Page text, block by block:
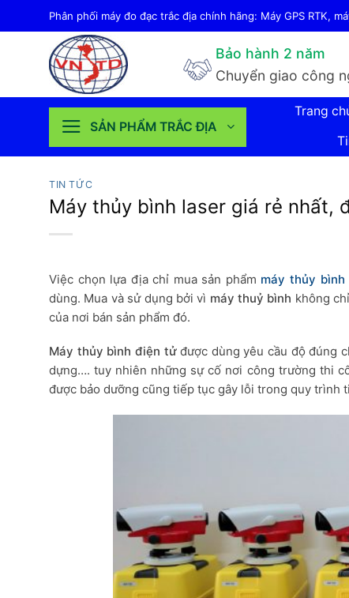
qua
Phân phối máy đo đạc trắc địa chính hãng: Máy GPS RTK,
Bảo hành 2 năm
Chuyển giao công
SẢN PHẨM TRẮC ĐỊA
Trang
TIN TỨC
Máy thủy bình laser giá rẻ nhất,
Việc chọn lựa địa chỉ mua sản phẩm máy thủy bình
dùng. Mua và sử dụng bởi vì máy thuỷ bình không
của nơi bán sản phẩm đó.
Máy thủy bình điện tửđược dùng yêu cầu độ đúng
dựng…. tuy nhiên những sự cố nơi công trường thi
được bảo dưỡng cũng tiếp tục gây lỗi trong quy trình